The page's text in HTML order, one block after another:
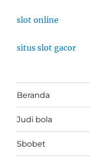
slot online
situs slot gacor
Beranda
Judi bola
Sbobet